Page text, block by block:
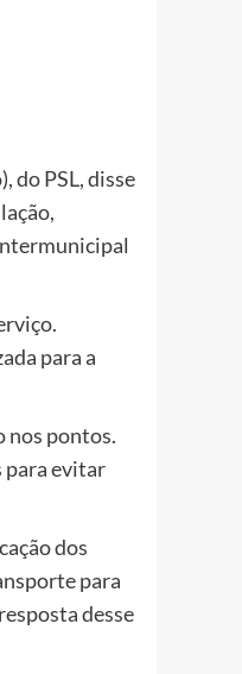
do PSL, disse
para a
nos pontos.
para evitar
dos
para
desse